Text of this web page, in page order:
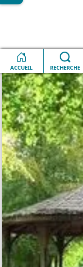
Accueil QUOTIDIEN
ACCUEIL
RECHERCHE